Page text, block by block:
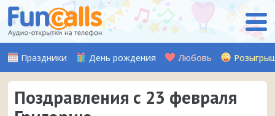
Праздники День рождения Любовь
Поздравления с 23 февраля